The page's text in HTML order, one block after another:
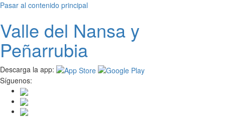
Pasar al contenido principal
Valle del Nansay
Peñarrubia
Descarga la app:
Síguenos: